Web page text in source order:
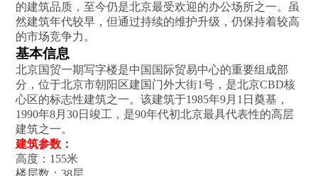
的建筑品质，至今仍是北京最受欢迎的办公场所之一。虽
然建筑年代较早，但通过持续的维护升级，仍保持着较高
的市场竞争力。
基本信息
北京国贸一期写字楼是中国国际贸易中心的重要组成部
分，位于北京市朝阳区建国门外大街1号，是北京CBD核
心区的标志性建筑之一。该建筑于1985年9月1日奠基，
1990年8月30日竣工，是90年代初北京最具代表性的高层
建筑之一‌。
建筑参数‌：
高度：155米